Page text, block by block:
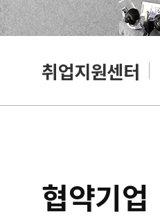
취업지원센터
협약기업